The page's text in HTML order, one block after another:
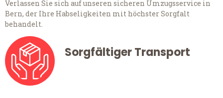
Verlassen Sie sich auf unseren sicheren Umzugsservice in
Bern, der Ihre Habseligkeiten mit höchster Sorgfalt
behandelt.
Sorgfältiger Transport